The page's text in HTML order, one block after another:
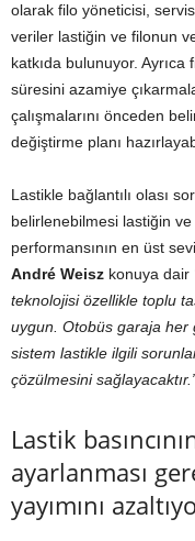
olarak filo yöneticisi,
veriler lastiğin ve filonun
katkıda bulunuyor.
süresini azamiye
çalışmalarını önceden
değiştirme planı
Lastikle bağlantılı olası
belirlenebilmesi lastiğin
performansının en üst
André Weisz konuya dair
teknolojisi özellikle toplu
uygun. Otobüs garaja her
sistem lastikle ilgili
çözülmesini
Lastik
ayarlanması
yayımını